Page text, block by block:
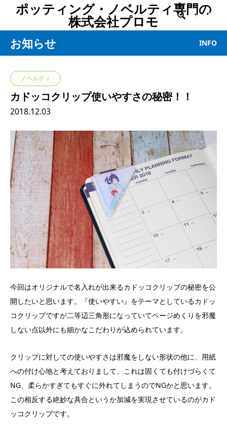
ポッティング・ノベルティ専門の
株式会社プロモ 
お知らせ INFO
ノベルティ
カドッコクリップ使いやすさの秘密！！
2018.12.03
今回はオリジナルで名入れが出来るカドッコクリップの秘密を公
開したいと思います。『使いやすい』をテーマとしているカドッ
コクリップですが二等辺三角形になっていてページめくりを邪魔
しない点以外にも細かなこだわりが込められています。
クリップに対しての使いやすさは邪魔をしない形状の他に、用紙
への付け心地と考えておりまして、これは固くても付けづらくて
NG、柔らかすぎてもすぐに外れてしまうのでNGかと思います。
この相反する絶妙な具合というか加減を実現させているのがカド
ッコクリップです。